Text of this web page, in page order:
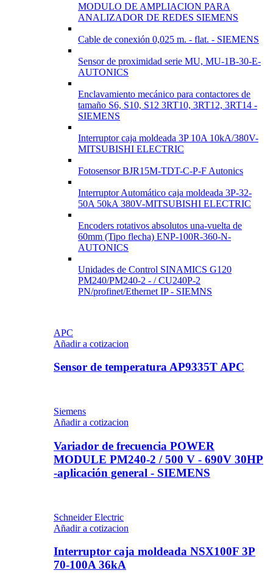
MODULO DE AMPLIACION PARA
ANALIZADOR DE REDES SIEMENS
Cable de conexión 0,025 m. - flat. - SIEMENS
Sensor de proximidad serie MU, MU-1B-30-E-
AUTONICS
Enclavamiento mecánico para contactores de
tamaño S6, S10, S12 3RT10, 3RT12, 3RT14 -
SIEMENS
Interruptor caja moldeada 3P 10A 10kA/380V-
MITSUBISHI ELECTRIC
Fotosensor BJR15M-TDT-C-P-F Autonics
Interruptor Automático caja moldeada 3P-32-
50A 50kA 380V-MITSUBISHI ELECTRIC
Encoders rotativos absolutos una-vuelta de
60mm (Tipo flecha) ENP-100R-360-N-
AUTONICS
Unidades de Control SINAMICS G120
PM240/PM240-2 - / CU240P-2
PN/profinet/Ethernet IP - SIEMNS
APC
Añadir a cotizacion
Sensor de temperatura AP9335T APC
Siemens
Añadir a cotizacion
Variador de frecuencia POWER
MODULE PM240-2 / 500 V - 690V 30HP
-aplicación general - SIEMENS
Schneider Electric
Añadir a cotizacion
Interruptor caja moldeada NSX100F 3P
70-100A 36kA